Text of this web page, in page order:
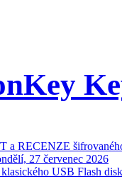
a RECENZE
27 červenec 2026
USB Flash